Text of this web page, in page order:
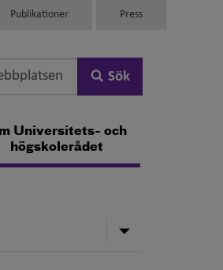
Publikationer Press
Sök
Universitets- och
högskolerådet
Undermeny